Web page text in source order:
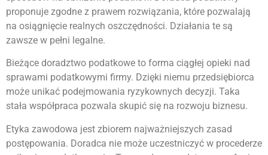
proponuje zgodne z prawem rozwiązania, które pozwalają
na osiągnięcie realnych oszczędności. Działania te są
zawsze w pełni legalne.
Bieżące doradztwo podatkowe to forma ciągłej opieki nad
sprawami podatkowymi firmy. Dzięki niemu przedsiębiorca
może unikać podejmowania ryzykownych decyzji. Taka
stała współpraca pozwala skupić się na rozwoju biznesu.
Etyka zawodowa jest zbiorem najważniejszych zasad
postępowania. Doradca nie może uczestniczyć w procederze